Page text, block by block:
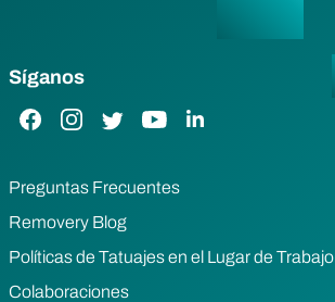
Síganos
Enlace de Facebook
Enlace de Instagram
Enlace de Twitter
Enlace de YouTube
Enlace de LinkedIn
Preguntas Frecuentes
Removery Blog
Políticas de Tatuajes en el Lugar de Trabajo
Colaboraciones